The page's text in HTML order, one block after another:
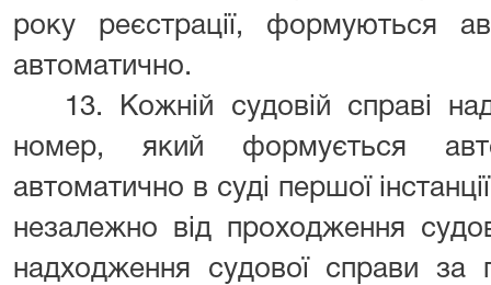
року реєстрації, формуються
автоматично.
13. Кожній судовій справі
номер, який формується
автоматично в суді першої
незалежно від проходження
надходження судової справи за